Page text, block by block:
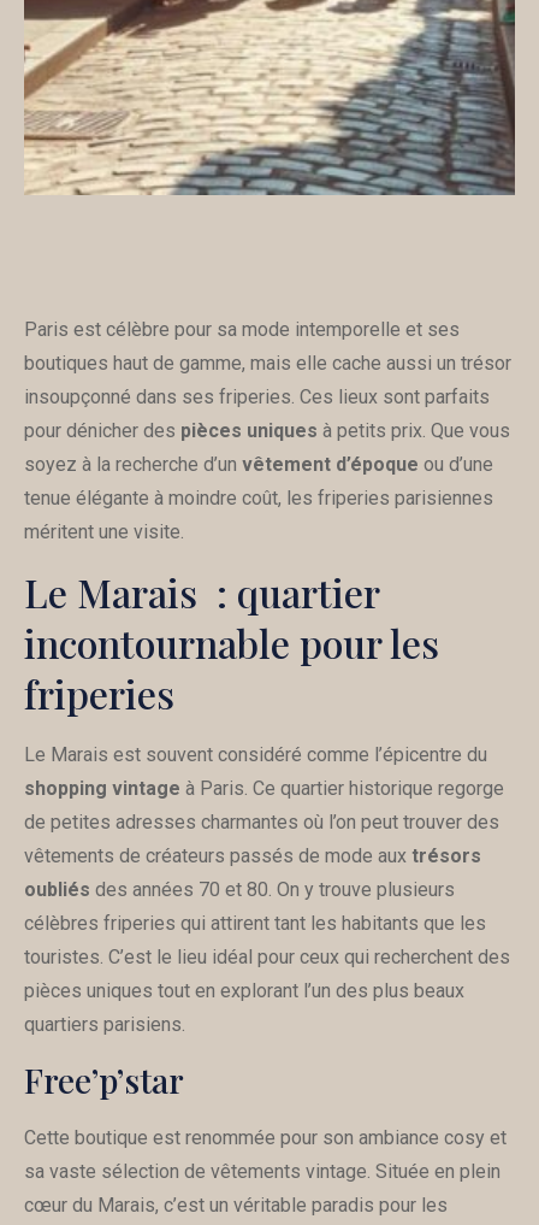
Paris est célèbre pour sa mode intemporelle et ses
boutiques haut de gamme, mais elle cache aussi un trésor
insoupçonné dans ses friperies. Ces lieux sont parfaits
pour dénicher des pièces uniques à petits prix. Que vous
soyez à la recherche d’un vêtement d’époque ou d’une
tenue élégante à moindre coût, les friperies parisiennes
méritent une visite.
Le Marais : quartier
incontournable pour les
friperies
Le Marais est souvent considéré comme l’épicentre du
shopping vintage à Paris. Ce quartier historique regorge
de petites adresses charmantes où l’on peut trouver des
vêtements de créateurs passés de mode aux trésors
oubliés des années 70 et 80. On y trouve plusieurs
célèbres friperies qui attirent tant les habitants que les
touristes. C’est le lieu idéal pour ceux qui recherchent des
pièces uniques tout en explorant l’un des plus beaux
quartiers parisiens.
Free’p’star
Cette boutique est renommée pour son ambiance cosy et
sa vaste sélection de vêtements vintage. Située en plein
cœur du Marais, c’est un véritable paradis pour les